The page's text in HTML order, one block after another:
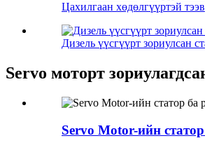
Цахилгаан хөдөлгүүртэй
Дизель үүсгүүрт зориулсан
Servo моторт
Servo Motor-ийн